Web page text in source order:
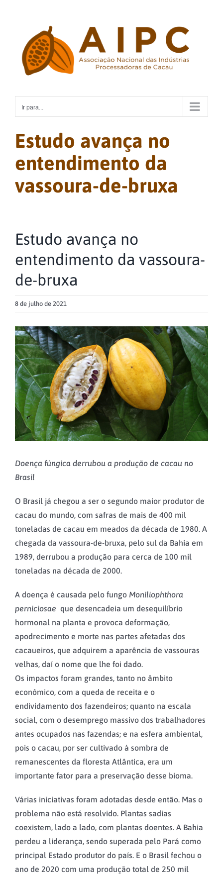
conteúdo
Ir para...
Estudo avança no
entendimento da
vassoura-de-bruxa
Estudo avança no
entendimento da vassoura-
de-bruxa
8 de julho de 2021
View
Larger
Image
Doença fúngica derrubou a produção de cacau no
Brasil
O Brasil já chegou a ser o segundo maior produtor de
cacau do mundo, com safras de mais de 400 mil
toneladas de cacau em meados da década de 1980. A
chegada da vassoura-de-bruxa, pelo sul da Bahia em
1989, derrubou a produção para cerca de 100 mil
toneladas na década de 2000.
A doença é causada pelo fungo Moniliophthora
perniciosae que desencadeia um desequilíbrio
hormonal na planta e provoca deformação,
apodrecimento e morte nas partes afetadas dos
cacaueiros, que adquirem a aparência de vassouras
velhas, daí o nome que lhe foi dado.
Os impactos foram grandes, tanto no âmbito
econômico, com a queda de receita e o
endividamento dos fazendeiros; quanto na escala
social, com o desemprego massivo dos trabalhadores
antes ocupados nas fazendas; e na esfera ambiental,
pois o cacau, por ser cultivado à sombra de
remanescentes da floresta Atlântica, era um
importante fator para a preservação desse bioma.
Várias iniciativas foram adotadas desde então. Mas o
problema não está resolvido. Plantas sadias
coexistem, lado a lado, com plantas doentes. A Bahia
perdeu a liderança, sendo superada pelo Pará como
principal Estado produtor do país. E o Brasil fechou o
ano de 2020 com uma produção total de 250 mil